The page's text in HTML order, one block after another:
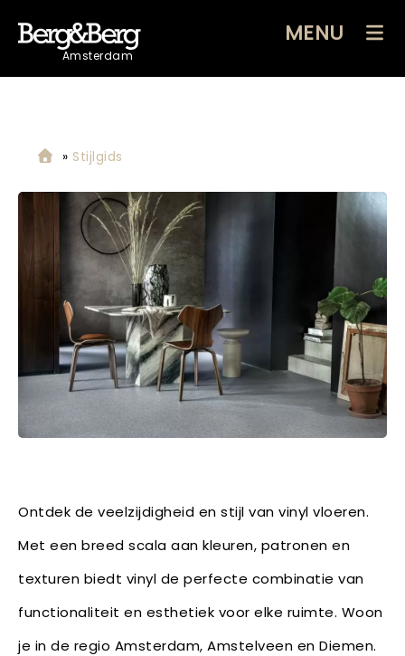
Amsterdam
MENU
» Stijlgids
Ontdek de veelzijdigheid en stijl van vinyl vloeren.
Met een breed scala aan kleuren, patronen en
texturen biedt vinyl de perfecte combinatie van
functionaliteit en esthetiek voor elke ruimte. Woon
je in de regio Amsterdam, Amstelveen en Diemen.